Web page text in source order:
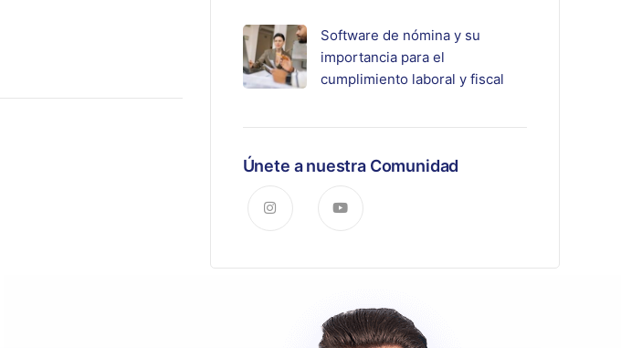
Software de nómina y su
importancia para el
cumplimiento laboral y fiscal
Únete a nuestra Comunidad